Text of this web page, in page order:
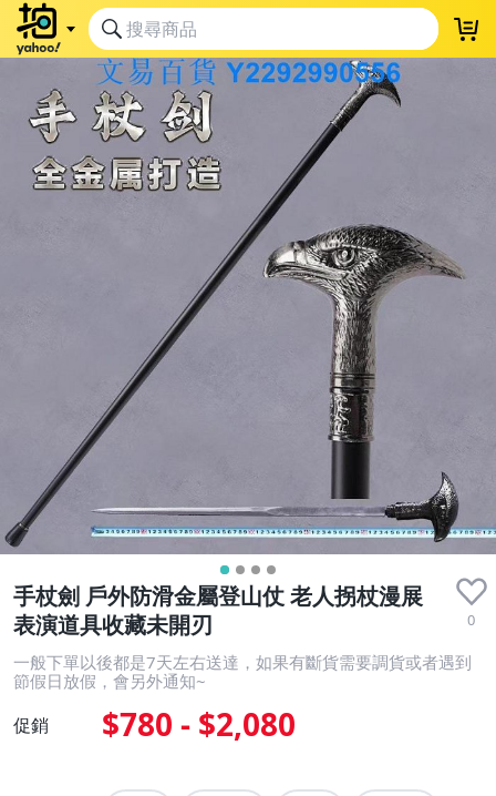
手杖劍 戶外防滑金屬登山仗 老人拐杖漫展
表演道具收藏未開刃
0
一般下單以後都是7天左右送達，如果有斷貨需要調貨或者遇到
節假日放假，會另外通知~
促銷 $780 - $2,080